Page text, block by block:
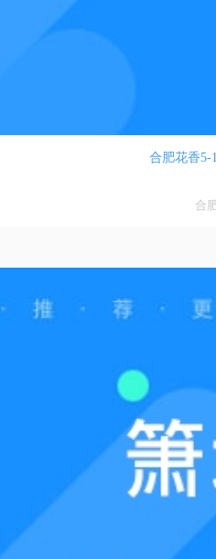
合肥花香5-
合